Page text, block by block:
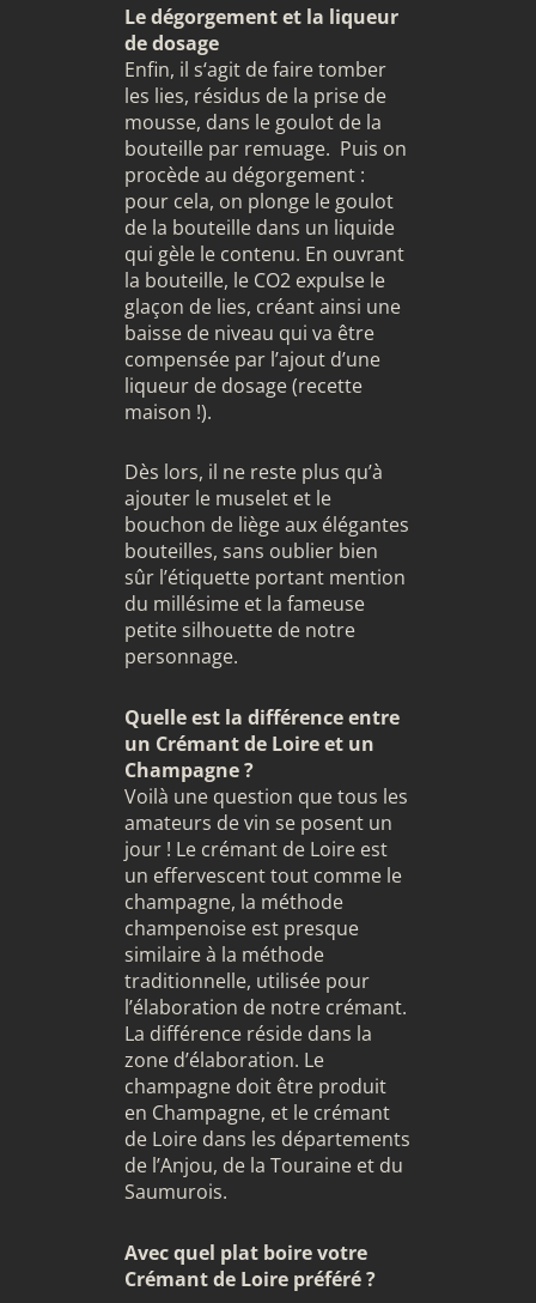
Le dégorgement et la liqueur
de dosage
Enfin, il s‘agit de faire tomber
les lies, résidus de la prise de
mousse, dans le goulot de la
bouteille par remuage. Puis on
procède au dégorgement :
pour cela, on plonge le goulot
de la bouteille dans un liquide
qui gèle le contenu. En ouvrant
la bouteille, le CO2 expulse le
glaçon de lies, créant ainsi une
baisse de niveau qui va être
compensée par l’ajout d’une
liqueur de dosage (recette
maison !).
Dès lors, il ne reste plus qu’à
ajouter le muselet et le
bouchon de liège aux élégantes
bouteilles, sans oublier bien
sûr l’étiquette portant mention
du millésime et la fameuse
petite silhouette de notre
personnage.
Quelle est la différence entre
un Crémant de Loire et un
Champagne ?
Voilà une question que tous les
amateurs de vin se posent un
jour ! Le crémant de Loire est
un effervescent tout comme le
champagne, la méthode
champenoise est presque
similaire à la méthode
traditionnelle, utilisée pour
l’élaboration de notre crémant.
La différence réside dans la
zone d’élaboration. Le
champagne doit être produit
en Champagne, et le crémant
de Loire dans les départements
de l’Anjou, de la Touraine et du
Saumurois.
Avec quel plat boire votre
Crémant de Loire préféré ?